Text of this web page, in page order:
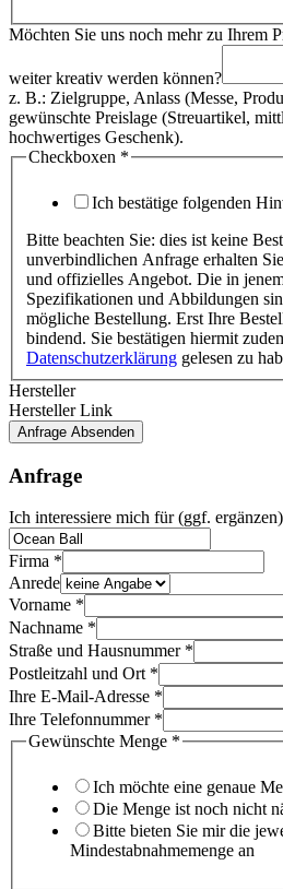
Möchten Sie uns noch mehr zu Ihrem
weiter kreativ werden können?
z. B.: Zielgruppe, Anlass (Messe,
gewünschte Preislage (Streuartikel,
hochwertiges Geschenk).
damit
Veredelung
Checkboxen *
Ich bestätige folgenden
Bitte beachten Sie: dies ist keine
unverbindlichen Anfrage erhalten
und offizielles Angebot. Die in
Spezifikationen und Abbildungen
mögliche Bestellung. Erst Ihre
bindend. Sie bestätigen hiermit
Datenschutzerklärung gelesen zu
Hersteller
Hersteller Link
Anfrage Absenden
Anfrage
mich
Kontakt
Ort
Ich interessiere mich für (ggf. ergänzen)
Firma *
Anrede
Vorname *
Nachname *
Straße und Hausnummer *
Postleitzahl und Ort *
Ihre E-Mail-Adresse *
Ihre Telefonnummer *
Gewünschte Menge *
Ich möchte eine genaue
Die Menge ist noch nicht
Bitte bieten Sie mir die
Mindestabnahmemenge an